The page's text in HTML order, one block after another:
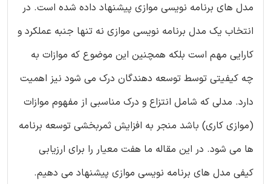
مدل های برنامه نویسی موازی پیشنهاد داده شده است. در
انتخاب یک مدل برنامه نویسی موازی نه تنها جنبه عملکرد و
کارایی مهم است بلکه همچنین این موضوع که موازات به
چه کیفیتی توسط توسعه دهندگان درک می شود نیز اهمیت
دارد. مدلی که شامل انتزاع و درک مناسبی از مفهوم موازات
(موازی کاری) باشد منجر به افزایش ثمربخشی توسعه برنامه
ها می شود. در این مقاله ما هفت معیار را برای ارزیابی
کیفی مدل های برنامه نویسی موازی پیشنهاد می دهیم.